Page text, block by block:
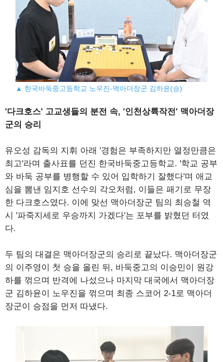
▲ 한국바둑중고등학교 노우진-맥아더장군 김하윤(승)
'다크호스' 고교생들의 분전 속, '인천상륙작전' 맥아더장
군의 승리
유오성 감독의 지휘 아래 '경험은 부족하지만 열정만큼은
최고'라며 출사표를 던진 한국바둑중고등학교. '학교 공부
와 바둑 공부를 병행할 수 있어 입학하기 잘했다'며 애교
심을 뽐낸 임지호 선수의 각오처럼, 이들은 패기로 무장
한 다크호스였다. 이에 맞선 맥아더장군 팀의 최승철 역
시 '파죽지세로 우승까지 가겠다'는 포부를 밝혔던 터였
다.
두 팀의 대결은 맥아더장군의 승리로 끝났다. 맥아더장군
의 이주영이 첫 승을 올린 뒤, 바둑중고의 이승민이 원강
하를 꺾으며 반격에 나섰으나 마지막 대국에서 맥아더장
군 김하윤이 노우진을 꺾으며 최종 스코어 2-1로 맥아더
장군이 승점을 먼저 따냈다.